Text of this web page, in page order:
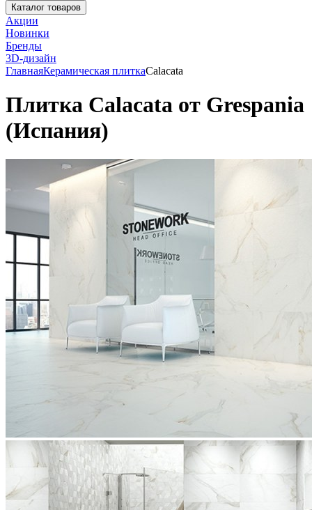
Каталог товаров
Акции
Новинки
Бренды
3D-дизайн
ГлавнаяКерамическая плиткаCalacata
Плитка Calacata от Grespania
(Испания)